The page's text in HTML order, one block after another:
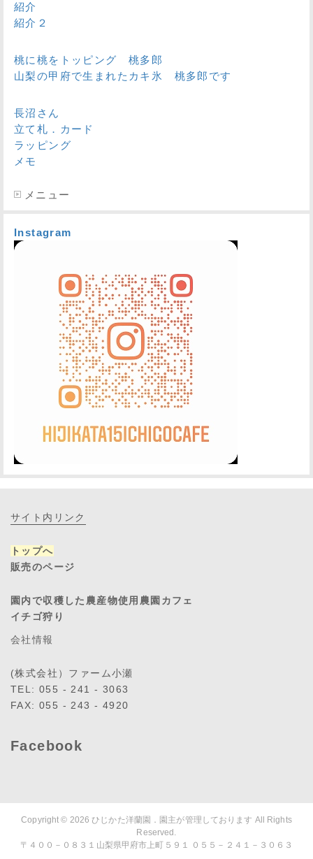
紹介
紹介２
桃に桃をトッピング 桃多郎
山梨の甲府で生まれたカキ氷 桃多郎です
長沼さん
立て札．カード
ラッピング
メモ
メニュー
Instagram
サイト内リンク
トップへ
販売のページ
園内で収穫した農産物使用農園カフェ
イチゴ狩り
会社情報
(株式会社）ファーム小瀬
TEL: 055 - 241 - 3063
FAX: 055 - 243 - 4920
Facebook
Copyright © 2026ひじかた洋蘭園．園主が管理しております All Rights
Reserved.
〒４００－０８３１山梨県甲府市上町５９１ ０５５－２４１－３０６３